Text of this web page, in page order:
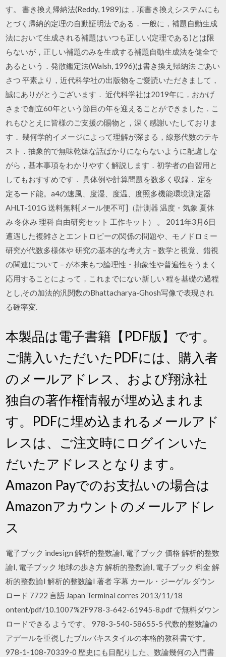
す。 書き換え帰納法(Reddy, 1989)は，項書き換えシステムにも
とづく帰納的定理の自動証明法である．一般に，補題自動生成
法において生成される補題はいつも正しい(定理である)とは限
らないが，正しい補題のみを生成する補題自動生成法を健全で
あるという．発散鑑定法(Walsh, 1996)は書き換え帰納法 ごあい
さつ 平素より，近代科学社の出版物をご愛読いただきまして，
誠にありがとうございます． 近代科学社は2019年に，おかげ
さまで創立60年という節目の年を迎えることができました．こ
れもひとえに皆様のご支援の賜物と，深く感謝いたしておりま
す． 幾何学的イメージによって理解が深まる，線形代数のテキ
スト．抽象的で無味乾燥な話ばかりにならないように配慮しな
がら，基本事項をわかりやすく解説します．初学者の自習用と
してもおすすめです． 具体例や計算問題を数多く収録． 定を
定るード能。a4の速風、度湿、度温、度照多機能環境測定器
AHLT-101G 送料無料[メール便不可]（計測器 温度・気象 夏休
み 冬休み 理科 自由研究セット 工作キット） 。 2011年3月6日
遭遇した複雑さとエントロピーの関係の問題や、モノドロミー
研究が代数多様体や 研究の基本的な考え方 – 数学と視覚、錯視
の関連について – が本来もつ論理性・抽象性や普遍性をうまく
応用することによって，これまでにない新しい 程を基礎の過程
とし,その加法的汎関数のBhattacharya-Ghosh写像で表現され
る確率変.
本製品は電子書籍【PDF版】です。
ご購入いただいたPDFには、購入者
のメールアドレス、および翔泳社
独自の著作権情報が埋め込まれま
す。PDFに埋め込まれるメールアド
レスは、ご注文時にログインいた
だいたアドレスとなります。
Amazon Payでのお支払いの場合は
Amazonアカウントのメールアドレ
ス
電子ブック indesign 解析的整数論I, 電子ブック 価格 解析的整数
論I, 電子ブック 地球の歩き方 解析的整数論I, 電子ブック 料金 解
析的整数論I 解析的整数論I 著者 字幕 カール・ジーゲル ダウン
ロード 7722 言語 Japan Terminal corres 2013/11/18
ontent/pdf/10.1007%2F978-3-642-61945-8.pdf で無料ダウン
ロードできる ようです。 978-3-540-58655-5 代数的整数論の
アデールを重視したブルバキスタイルの本格的教科書です。
978-1-108-70339-0 歴史にも目配りした、数論幾何の入門書